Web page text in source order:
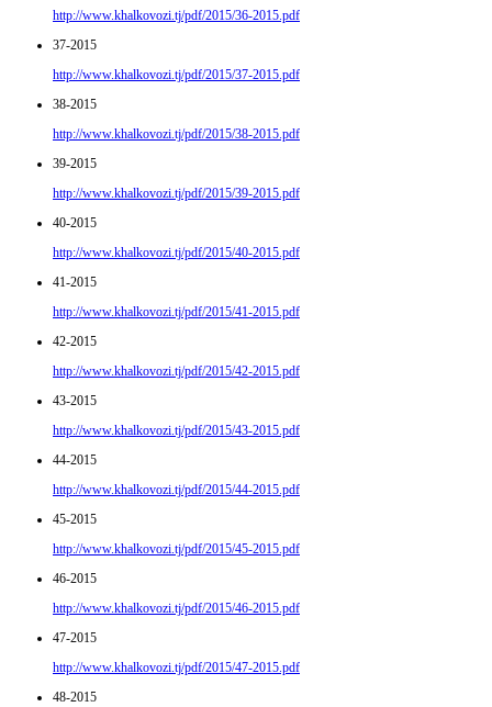
http://www.khalkovozi.tj/pdf/2015/36-2015.pdf
37-2015
http://www.khalkovozi.tj/pdf/2015/37-2015.pdf
38-2015
http://www.khalkovozi.tj/pdf/2015/38-2015.pdf
39-2015
http://www.khalkovozi.tj/pdf/2015/39-2015.pdf
40-2015
http://www.khalkovozi.tj/pdf/2015/40-2015.pdf
41-2015
http://www.khalkovozi.tj/pdf/2015/41-2015.pdf
42-2015
http://www.khalkovozi.tj/pdf/2015/42-2015.pdf
43-2015
http://www.khalkovozi.tj/pdf/2015/43-2015.pdf
44-2015
http://www.khalkovozi.tj/pdf/2015/44-2015.pdf
45-2015
http://www.khalkovozi.tj/pdf/2015/45-2015.pdf
46-2015
http://www.khalkovozi.tj/pdf/2015/46-2015.pdf
47-2015
http://www.khalkovozi.tj/pdf/2015/47-2015.pdf
48-2015